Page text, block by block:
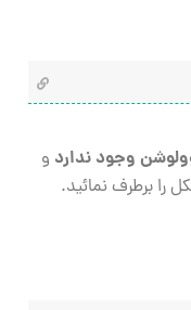
وجود ندارد و
را برطرف نمائید.